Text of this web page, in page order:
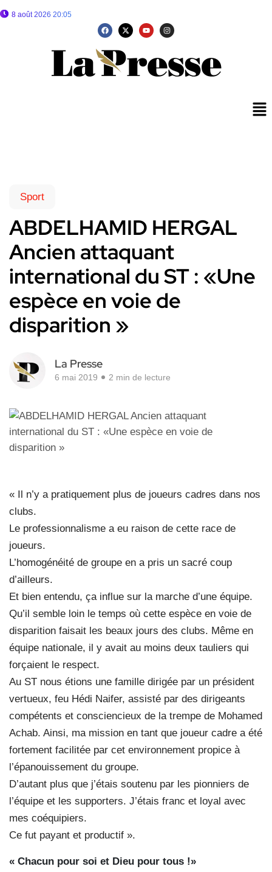
8 août 2026 20:05
Sport
ABDELHAMID HERGAL
Ancien attaquant
international du ST : «Une
espèce en voie de
disparition »
La Presse
6 mai 2019 2 min de lecture
« Il n’y a pratiquement plus de joueurs cadres dans nos
clubs.
Le professionnalisme a eu raison de cette race de
joueurs.
L’homogénéité de groupe en a pris un sacré coup
d’ailleurs.
Et bien entendu, ça influe sur la marche d’une équipe.
Qu’il semble loin le temps où cette espèce en voie de
disparition faisait les beaux jours des clubs. Même en
équipe nationale, il y avait au moins deux tauliers qui
forçaient le respect.
Au ST nous étions une famille dirigée par un président
vertueux, feu Hédi Naifer, assisté par des dirigeants
compétents et consciencieux de la trempe de Mohamed
Achab. Ainsi, ma mission en tant que joueur cadre a été
fortement facilitée par cet environnement propice à
l’épanouissement du groupe.
D’autant plus que j’étais soutenu par les pionniers de
l’équipe et les supporters. J’étais franc et loyal avec
mes coéquipiers.
Ce fut payant et productif ».
« Chacun pour soi et Dieu pour tous !»